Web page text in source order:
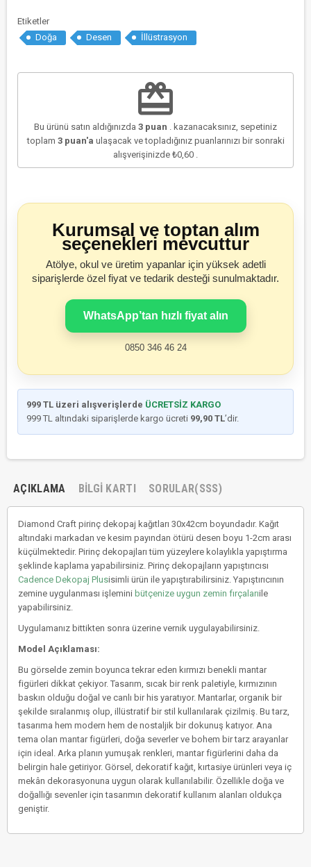
Etiketler
Doğa
Desen İllüstrasyon
redeem
Bu ürünü satın aldığınızda 3 puan . kazanacaksınız, sepetiniz
toplam 3puan'a ulaşacak ve topladığınız puanlarınızı bir sonraki
alışverişinizde ₺0,60
Kurumsal ve toptan alım
seçenekleri mevcuttur
Atölye, okul ve üretim yapanlar için yüksek adetli
siparişlerde özel fiyat ve tedarik desteği sunulmaktadır.
WhatsApp’tan hızlı fiyat alın
0850 346 46 24
999 TL üzeri alışverişlerde ÜCRETSİZ KARGO
999 TL altındaki siparişlerde kargo ücreti 99,90 TL’dir.
AÇIKLAMA BILGI KARTI SORULAR(SSS)
Diamond Craft pirinç dekopaj kağıtları 30x42cm boyundadır. Kağıt
altındaki markadan ve kesim payından ötürü desen boyu 1-2cm arası
küçülmektedir. Pirinç dekopajları tüm yüzeylere kolaylıkla yapıştırma
şeklinde kaplama yapabilirsiniz. Pirinç dekopajların yapıştırıcısı
Cadence Dekopaj Plusisimli ürün ile yapıştırabilirsiniz. Yapıştırıcının
zemine uygulanması işlemini bütçenize uygun zemin fırçalarıile
yapabilirsiniz.
Uygulamanız bittikten sonra üzerine vernik uygulayabilirsiniz.
Model Açıklaması:
Bu görselde zemin boyunca tekrar eden kırmızı benekli mantar
figürleri dikkat çekiyor. Tasarım, sıcak bir renk paletiyle, kırmızının
baskın olduğu doğal ve canlı bir his yaratıyor. Mantarlar, organik bir
şekilde sıralanmış olup, illüstratif bir stil kullanılarak çizilmiş. Bu tarz,
tasarıma hem modern hem de nostaljik bir dokunuş katıyor. Ana
tema olan mantar figürleri, doğa severler ve bohem bir tarz arayanlar
için ideal. Arka planın yumuşak renkleri, mantar figürlerini daha da
belirgin hale getiriyor. Görsel, dekoratif kağıt, kırtasiye ürünleri veya iç
mekân dekorasyonuna uygun olarak kullanılabilir. Özellikle doğa ve
doğallığı sevenler için tasarımın dekoratif kullanım alanları oldukça
geniştir.